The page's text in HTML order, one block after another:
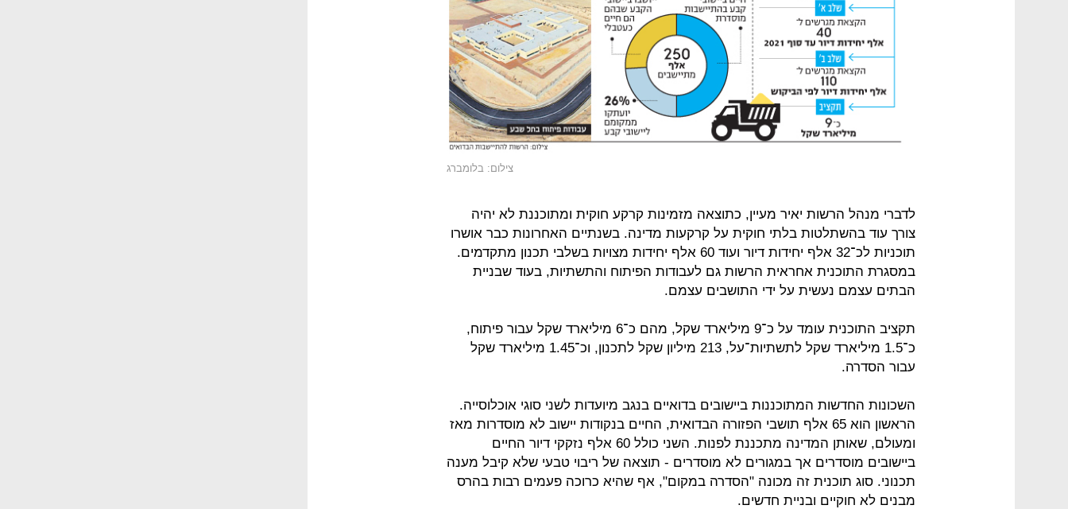
צילום: בלומברג
לדברי מנהל הרשות יאיר מעיין, כתוצאה מזמינות קרקע חוקית ומתוכננת לא יהיה
צורך עוד בהשתלטות בלתי חוקית על קרקעות מדינה. בשנתיים האחרונות כבר אושרו
תוכניות לכ־32 אלף יחידות דיור ועוד 60 אלף יחידות מצויות בשלבי תכנון מתקדמים.
במסגרת התוכנית אחראית הרשות גם לעבודות הפיתוח והתשתיות, בעוד שבניית
הבתים עצמם נעשית על ידי התושבים עצמם.
תקציב התוכנית עומד על כ־9 מיליארד שקל, מהם כ־6 מיליארד שקל עבור פיתוח,
כ־1.5 מיליארד שקל לתשתיות־על, 213 מיליון שקל לתכנון, וכ־1.45 מיליארד שקל
עבור הסדרה.
השכונות החדשות המתוכננות ביישובים בדואיים בנגב מיועדות לשני סוגי אוכלוסייה.
הראשון הוא 65 אלף תושבי הפזורה הבדואית, החיים בנקודות יישוב לא מוסדרות מאז
ומעולם, שאותן המדינה מתכננת לפנות. השני כולל 60 אלף נזקקי דיור החיים
ביישובים מוסדרים אך במגורים לא מוסדרים - תוצאה של ריבוי טבעי שלא קיבל מענה
תכנוני. סוג תוכנית זה מכונה "הסדרה במקום", אף שהיא כרוכה פעמים רבות בהרס
מבנים לא חוקיים ובניית חדשים.